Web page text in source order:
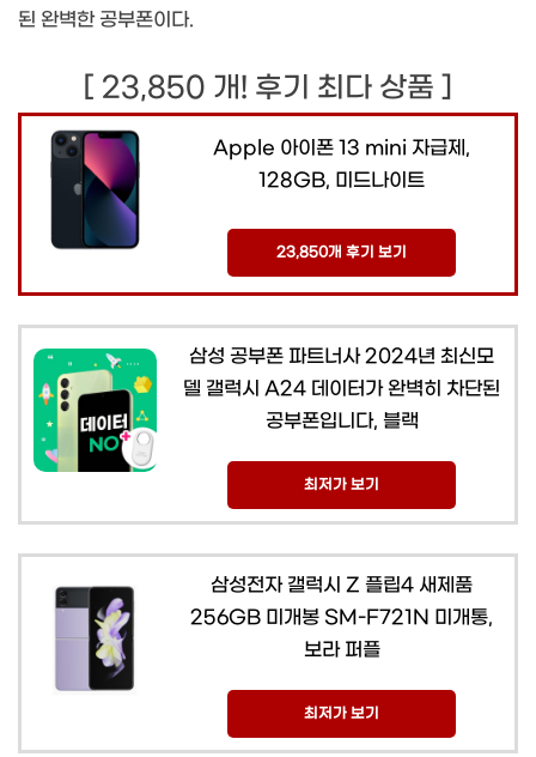
된 완벽한 공부폰이다.
[ 23,850 개! 후기 최다 상품 ]
Apple 아이폰 13 mini 자급제,
128GB, 미드나이트
23,850개 후기 보기
삼성 공부폰 파트너사 2024년 최신모
델 갤럭시 A24 데이터가 완벽히 차단된
공부폰입니다, 블랙
최저가 보기
삼성전자 갤럭시 Z 플립4 새제품
256GB 미개봉 SM-F721N 미개통,
보라 퍼플
최저가 보기